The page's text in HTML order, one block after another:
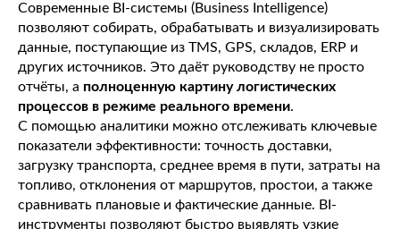
Современные BI-системы (Business Intelligence)
позволяют собирать, обрабатывать и визуализировать
данные, поступающие из TMS, GPS, складов, ERP и
других источников. Это даёт руководству не просто
отчёты, а полноценную картину логистических
процессов в режиме реального времени.
С помощью аналитики можно отслеживать ключевые
показатели эффективности: точность доставки,
загрузку транспорта, среднее время в пути, затраты на
топливо, отклонения от маршрутов, простои, а также
сравнивать плановые и фактические данные. BI-
инструменты позволяют быстро выявлять узкие